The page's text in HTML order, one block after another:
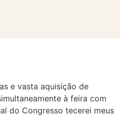
e vasta aquisição de
à feira com
do Congresso tecerei meus